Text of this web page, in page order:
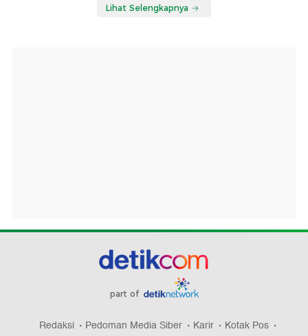
Lihat Selengkapnya
part of
Redaksi Pedoman Media Siber Karir
Kotak Pos